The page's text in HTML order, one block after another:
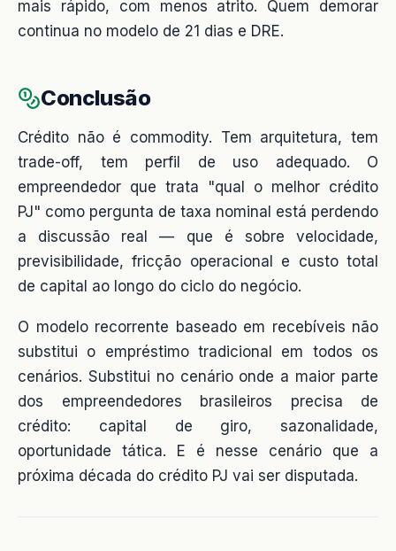
mais rápido, com menos atrito. Quem demorar
continua no modelo de 21 dias e DRE.
Conclusão
Crédito não é commodity. Tem arquitetura, tem
trade-off, tem perfil de uso adequado. O
empreendedor que trata "qual o melhor crédito
PJ" como pergunta de taxa nominal está perdendo
a discussão real — que é sobre velocidade,
previsibilidade, fricção operacional e custo total
de capital ao longo do ciclo do negócio.
O modelo recorrente baseado em recebíveis não
substitui o empréstimo tradicional em todos os
cenários. Substitui no cenário onde a maior parte
dos empreendedores brasileiros precisa de
crédito: capital de giro, sazonalidade,
oportunidade tática. E é nesse cenário que a
próxima década do crédito PJ vai ser disputada.